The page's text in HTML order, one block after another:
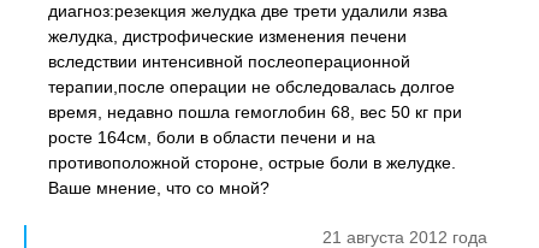
диагноз:резекция желудка две трети удалили язва
желудка, дистрофические изменения печени
вследствии интенсивной послеоперационной
терапии,после операции не обследовалась долгое
время, недавно пошла гемоглобин 68, вес 50 кг при
росте 164см, боли в области печени и на
противоположной стороне, острые боли в желудке.
Ваше мнение, что со мной?
21 августа 2012 года